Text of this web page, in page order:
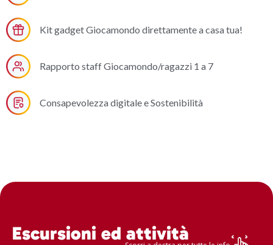
Kit gadget Giocamondo direttamente a casa tua!
Rapporto staff Giocamondo/ragazzi 1 a 7
Consapevolezza digitale e Sostenibilità
Escursioni ed attività